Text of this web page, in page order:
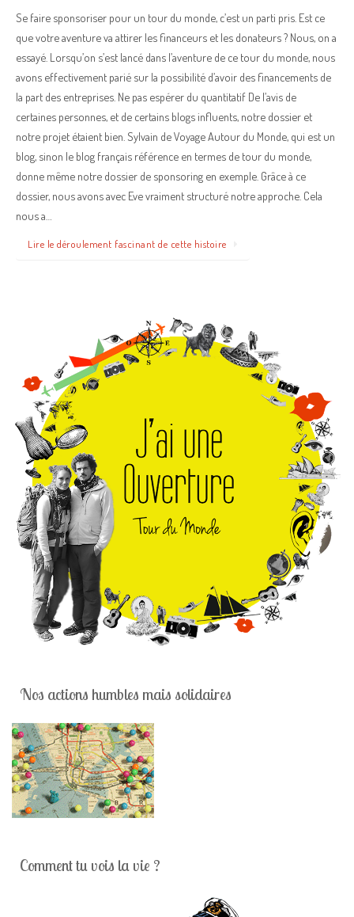
Se faire sponsoriser pour un tour du monde, c’est un parti pris. Est ce
que votre aventure va attirer les financeurs et les donateurs ? Nous, on a
essayé. Lorsqu’on s’est lancé dans l’aventure de ce tour du monde, nous
avons effectivement parié sur la possibilité d’avoir des financements de
la part des entreprises. Ne pas espérer du quantitatif De l’avis de
certaines personnes, et de certains blogs influents, notre dossier et
notre projet étaient bien. Sylvain de Voyage Autour du Monde, qui est un
blog, sinon le blog français référence en termes de tour du monde,
donne même notre dossier de sponsoring en exemple. Grâce à ce
dossier, nous avons avec Eve vraiment structuré notre approche. Cela
nous a…
Lire le déroulement fascinant de cette histoire
Nos actions humbles mais solidaires
Comment tu vois la vie ?